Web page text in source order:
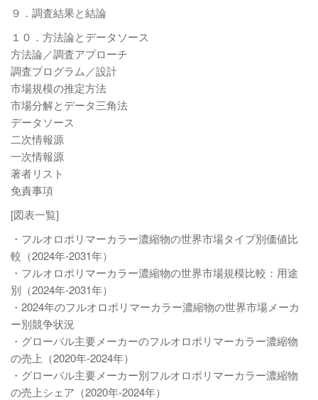
９．調査結果と結論
１０．方法論とデータソース
方法論／調査アプローチ
調査プログラム／設計
市場規模の推定方法
市場分解とデータ三角法
データソース
二次情報源
一次情報源
著者リスト
免責事項
[図表一覧]
・フルオロポリマーカラー濃縮物の世界市場タイプ別価値比
較（2024年-2031年）
・フルオロポリマーカラー濃縮物の世界市場規模比較：用途
別（2024年-2031年）
・2024年のフルオロポリマーカラー濃縮物の世界市場メーカ
ー別競争状況
・グローバル主要メーカーのフルオロポリマーカラー濃縮物
の売上（2020年-2024年）
・グローバル主要メーカー別フルオロポリマーカラー濃縮物
の売上シェア（2020年-2024年）